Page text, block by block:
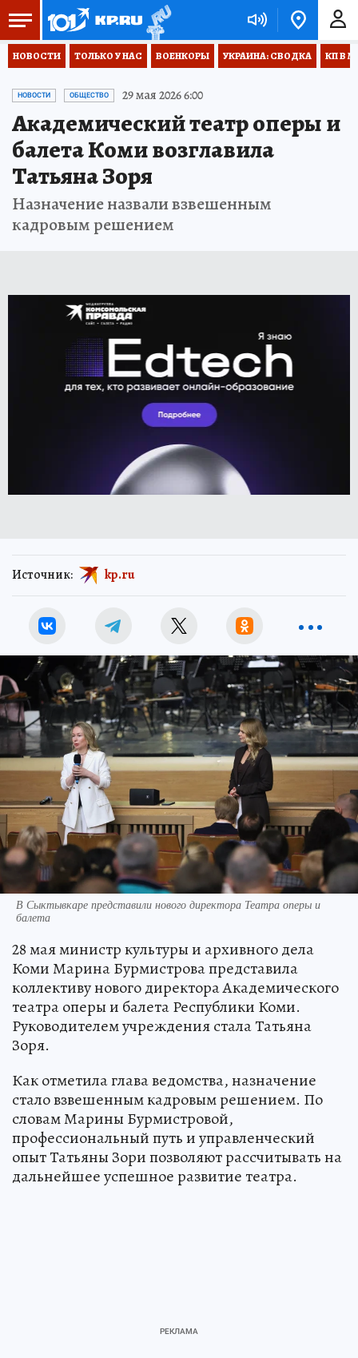
НОВОСТИ ТОЛЬКО У НАС ВОЕНКОРЫ УКРАИНА: СВОДКА КП В
НОВОСТИ ОБЩЕСТВО 29 мая 2026 6:00
Академический театр оперы и
балета Коми возглавила
Татьяна Зоря
Назначение назвали взвешенным
кадровым решением
Источник: kp.ru
В Сыктывкаре представили нового директора Театра оперы и
балета
28 мая министр культуры и архивного дела
Коми Марина Бурмистрова представила
коллективу нового директора Академического
театра оперы и балета Республики Коми.
Руководителем учреждения стала Татьяна
Зоря.
Как отметила глава ведомства, назначение
стало взвешенным кадровым решением. По
словам Марины Бурмистровой,
профессиональный путь и управленческий
опыт Татьяны Зори позволяют рассчитывать на
дальнейшее успешное развитие театра.